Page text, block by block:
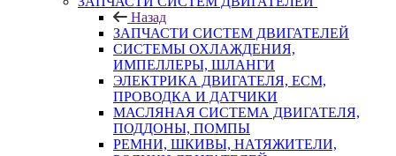
Назад
ЗАПЧАСТИ СИСТЕМ ДВИГАТЕЛЕЙ
СИСТЕМЫ ОХЛАЖДЕНИЯ,
ИМПЕЛЛЕРЫ, ШЛАНГИ
ЭЛЕКТРИКА ДВИГАТЕЛЯ, ECM,
ПРОВОДКА И ДАТЧИКИ
МАСЛЯНАЯ СИСТЕМА ДВИГАТЕЛЯ,
ПОДДОНЫ, ПОМПЫ
РЕМНИ, ШКИВЫ, НАТЯЖИТЕЛИ,